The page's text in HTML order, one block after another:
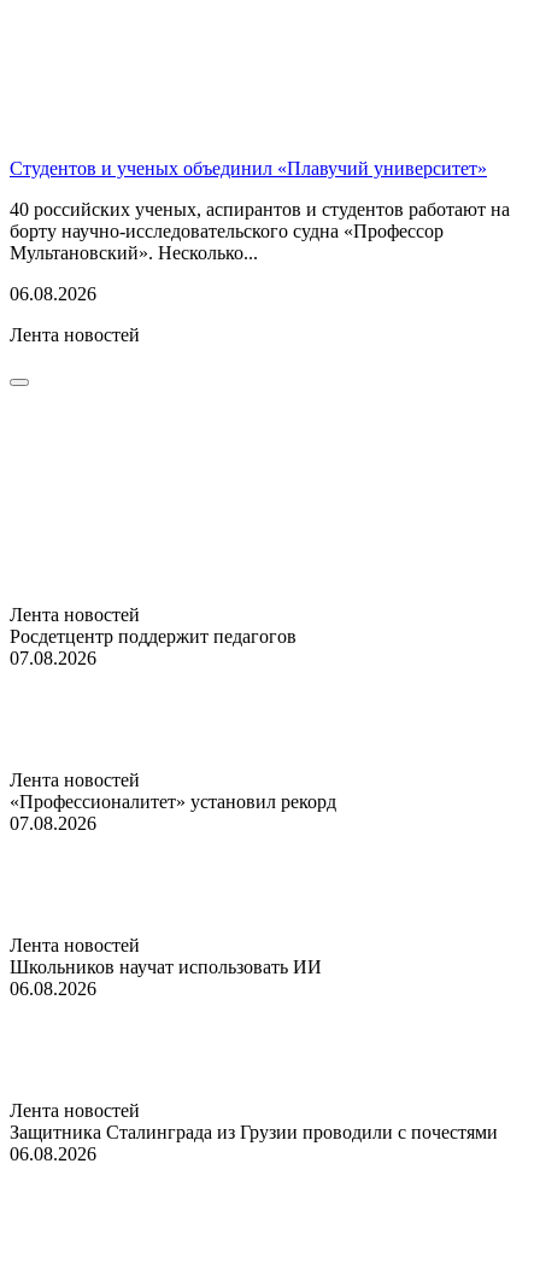
Студентов и ученых объединил «Плавучий университет»
40 российских ученых, аспирантов и студентов работают на
борту научно-исследовательского судна «Профессор
Мультановский». Несколько...
06.08.2026
Лента новостей
Лента новостей
Росдетцентр поддержит педагогов
07.08.2026
Лента новостей
«Профессионалитет» установил рекорд
07.08.2026
Лента новостей
Школьников научат использовать ИИ
06.08.2026
Лента новостей
Защитника Сталинграда из Грузии проводили с почестями
06.08.2026